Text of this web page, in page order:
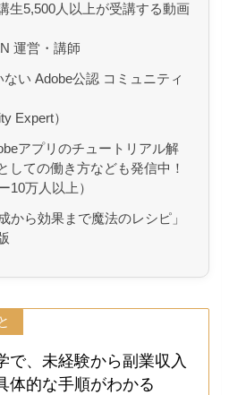
生5,500人以上が受講する動画
運営・講師
い Adobe公認 コミュニティ
Expert）
アプリのチュートリアル解
しての働き方なども発信中！​
10万人以上）
から効果まで魔法のレシピ」
で、未経験から副業収入
体的な手順がわかる